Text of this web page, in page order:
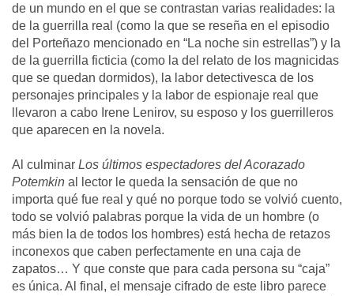
de un mundo en el que se contrastan varias realidades: la
de la guerrilla real (como la que se reseña en el episodio
del Porteñazo mencionado en “La noche sin estrellas”) y la
de la guerrilla ficticia (como la del relato de los magnicidas
que se quedan dormidos), la labor detectivesca de los
personajes principales y la labor de espionaje real que
llevaron a cabo Irene Lenirov, su esposo y los guerrilleros
que aparecen en la novela.
Al culminar Los últimos espectadores del Acorazado
Potemkin al lector le queda la sensación de que no
importa qué fue real y qué no porque todo se volvió cuento,
todo se volvió palabras porque la vida de un hombre (o
más bien la de todos los hombres) está hecha de retazos
inconexos que caben perfectamente en una caja de
zapatos… Y que conste que para cada persona su “caja”
es única. Al final, el mensaje cifrado de este libro parece